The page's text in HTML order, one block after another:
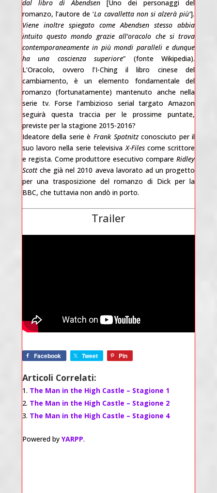
dal libro di Abendsen[Uno dei personaggi del
romanzo, l’autore de ‘La cavalletta non si alzerà più’].
Viene inoltre spiegato come Abendsen stesso abbia
intuito questo mondo grazie all’oracolo che si trova
contemporaneamente in più mondi paralleli e dunque
ha una coscienza superiore” (fonte Wikipedia).
L’Oracolo, ovvero l’I-Ching il libro cinese del
cambiamento, è un elemento fondamentale del
romanzo (fortunatamente) mantenuto anche nella
serie tv. Forse l’ambizioso serial targato Amazon
seguirà questa traccia per le prossime puntate,
previste per la stagione 2015-2016?
Ideatore della serie è Frank Spotnitzconosciuto per il
suo lavoro nella serie televisivaX-Files come scrittore
e regista. Come produttore esecutivo compare Ridley
Scottche già nel 2010 aveva lavorato ad un progetto
per una trasposizione del romanzo di Dick per la
BBC, che tuttavia non andò in porto.
Trailer
Facebook Tweet Pin
Articoli Correlati:
The Man in the High Castle – Stagione 1
The Man in the High Castle – Stagione 2
The Man in the High Castle – Stagione 4
Powered by YARPP.